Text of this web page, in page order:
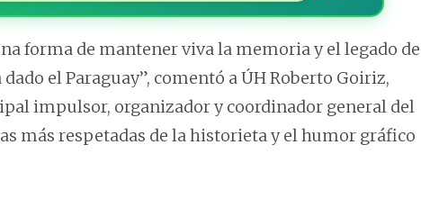
forma de mantener viva la memoria y el legado de
el Paraguay”, comentó a ÚH Roberto Goiriz,
impulsor, organizador y coordinador general del
más respetadas de la historieta y el humor gráfico